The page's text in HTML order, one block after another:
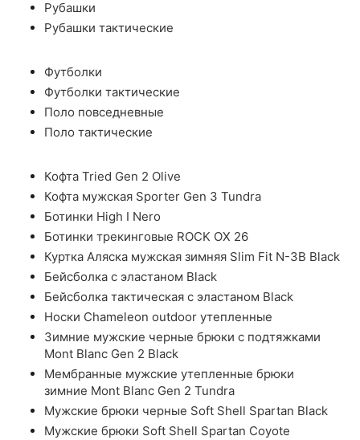
Рубашки
Рубашки тактические
Футболки
Футболки тактические
Поло повседневные
Поло тактические
Кофта Tried Gen 2 Olive
Кофта мужская Sporter Gen 3 Tundra
Ботинки High I Nero
Ботинки трекинговые ROCK OX 26
Куртка Аляска мужская зимняя Slim Fit N-3B Black
Бейсболка с эластаном Black
Бейсболка тактическая с эластаном Black
Носки Chameleon outdoor утепленные
Зимние мужские черные брюки с подтяжками
Mont Blanc Gen 2 Black
Мембранные мужские утепленные брюки
зимние Mont Blanc Gen 2 Tundra
Мужские брюки черные Soft Shell Spartan Black
Мужские брюки Soft Shell Spartan Coyote